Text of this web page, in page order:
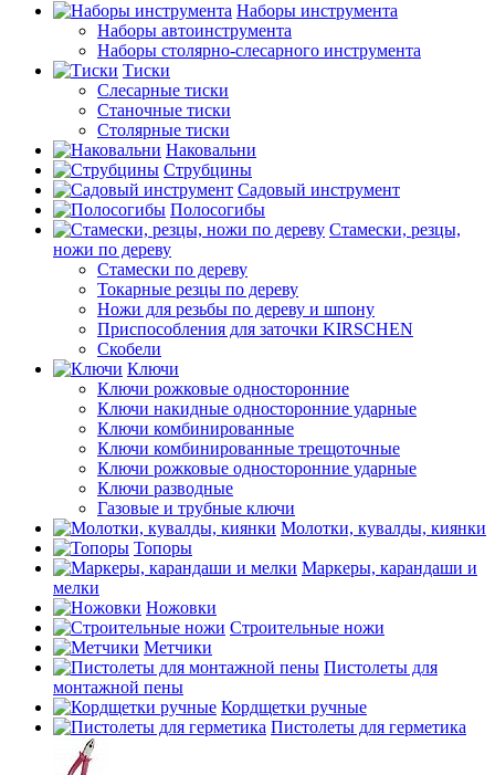
Наборы инструмента
Наборы автоинструмента
Наборы столярно-слесарного инструмента
Тиски
Слесарные тиски
Станочные тиски
Столярные тиски
Наковальни
Струбцины
Садовый инструмент
Полосогибы
Стамески, резцы,
ножи по дереву
Стамески по дереву
Токарные резцы по дереву
Ножи для резьбы по дереву и шпону
Приспособления для заточки KIRSCHEN
Скобели
Ключи
Ключи рожковые односторонние
Ключи накидные односторонние ударные
Ключи комбинированные
Ключи комбинированные трещоточные
Ключи рожковые односторонние ударные
Ключи разводные
Газовые и трубные ключи
Молотки, кувалды, киянки
Топоры
Маркеры, карандаши и
мелки
Ножовки
Строительные ножи
Метчики
Пистолеты для
монтажной пены
Кордщетки ручные
Пистолеты для герметика